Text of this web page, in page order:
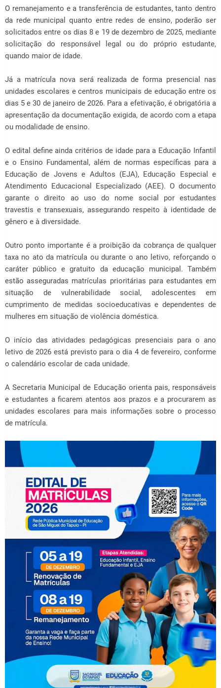
O remanejamento e a transferência de estudantes, tanto dentro
da rede municipal quanto entre redes de ensino, poderão ser
solicitados entre os dias 8 e 19 de dezembro de 2025, mediante
solicitação do responsável legal ou do próprio estudante,
quando maior de idade.
Já a matrícula nova será realizada de forma presencial nas
unidades escolares e centros municipais de educação entre os
dias 5 e 30 de janeiro de 2026. Para a efetivação, é obrigatória a
apresentação da documentação exigida, de acordo com a etapa
ou modalidade de ensino.
O edital define ainda critérios de idade para a Educação Infantil
e o Ensino Fundamental, além de normas específicas para a
Educação de Jovens e Adultos (EJA), Educação Especial e
Atendimento Educacional Especializado (AEE). O documento
garante o direito ao uso do nome social por estudantes
travestis e transexuais, assegurando respeito à identidade de
gênero e à diversidade.
Outro ponto importante é a proibição da cobrança de qualquer
taxa no ato da matrícula ou durante o ano letivo, reforçando o
caráter público e gratuito da educação municipal. Também
estão asseguradas matrículas prioritárias para estudantes em
situação de vulnerabilidade social, adolescentes em
cumprimento de medidas socioeducativas e dependentes de
mulheres em situação de violência doméstica.
O início das atividades pedagógicas presenciais para o ano
letivo de 2026 está previsto para o dia 4 de fevereiro, conforme
o calendário escolar de cada unidade.
A Secretaria Municipal de Educação orienta pais, responsáveis
e estudantes a ficarem atentos aos prazos e a procurarem as
unidades escolares para mais informações sobre o processo
de matrícula.